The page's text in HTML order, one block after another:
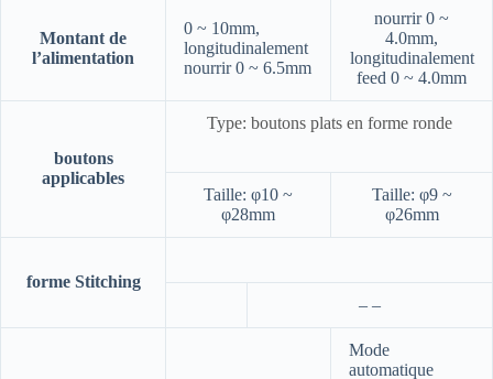
Montant de
l’alimentation
0 ~ 10mm,
longitudinalement
nourrir 0 ~ 6.5mm
nourrir 0 ~
4.0mm,
longitudinalement
feed 0 ~ 4.0mm
boutons
applicables
Type: boutons plats en forme ronde
Taille: φ10 ~
φ28mm
Taille: φ9 ~
φ26mm
forme Stitching
– –
Mode
automatique